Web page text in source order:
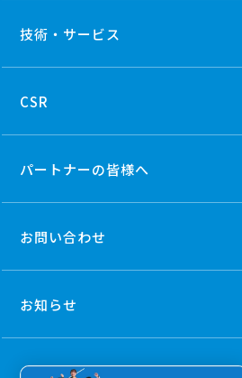
技術・ サービス
CSR
パートナーの皆様へ
お問い合わせ
お知らせ